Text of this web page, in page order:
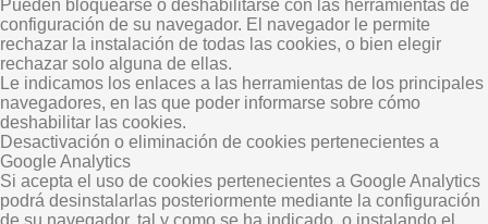
Pueden bloquearse o deshabilitarse con las herramientas de
configuración de su navegador. El navegador le permite
rechazar la instalación de todas las cookies, o bien elegir
rechazar solo alguna de ellas.
Le indicamos los enlaces a las herramientas de los principales
navegadores, en las que poder informarse sobre cómo
deshabilitar las cookies.
Desactivación o eliminación de cookies pertenecientes a
Google Analytics
Si acepta el uso de cookies pertenecientes a Google Analytics
podrá desinstalarlas posteriormente mediante la configuración
de su navegador, tal y como se ha indicado, o instalando el